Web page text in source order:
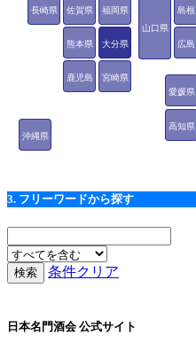
島
広
山口県
愛媛県
高知県
福岡県
佐賀県
長崎県
熊本県 大分県
宮崎県
鹿児島
沖縄県
3. フリーワードから探す
条件クリア
日本名門酒会 公式サイト